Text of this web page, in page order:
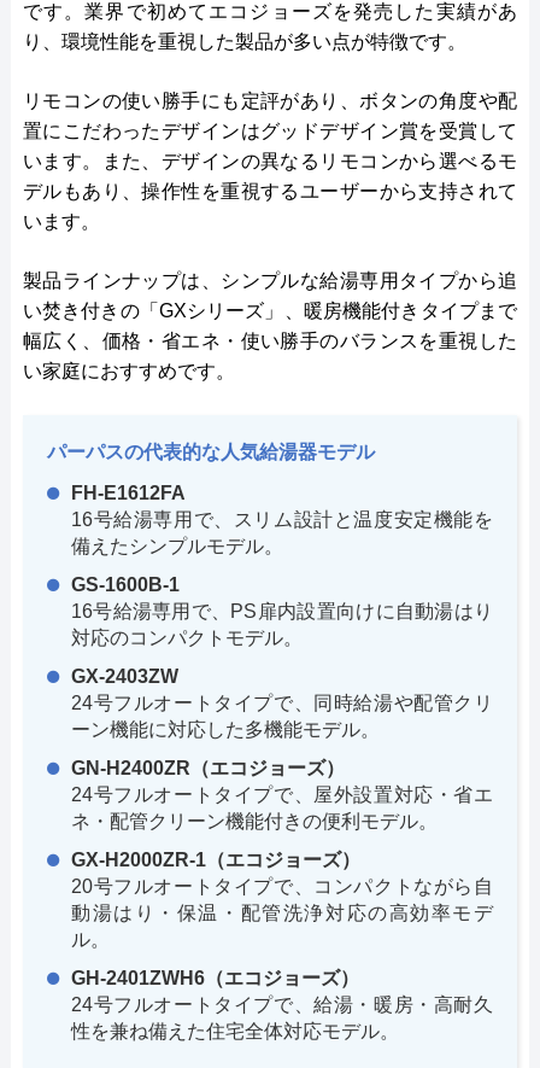
です。業界で初めてエコジョーズを発売した実績があ
り、環境性能を重視した製品が多い点が特徴です。
リモコンの使い勝手にも定評があり、ボタンの角度や配
置にこだわったデザインはグッドデザイン賞を受賞して
います。また、デザインの異なるリモコンから選べるモ
デルもあり、操作性を重視するユーザーから支持されて
います。
製品ラインナップは、シンプルな給湯専用タイプから追
い焚き付きの「GXシリーズ」、暖房機能付きタイプまで
幅広く、価格・省エネ・使い勝手のバランスを重視した
い家庭におすすめです。
パーパスの代表的な人気給湯器モデル
FH-E1612FA
16号給湯専用で、スリム設計と温度安定機能を
備えたシンプルモデル。
GS-1600B-1
16号給湯専用で、PS扉内設置向けに自動湯はり
対応のコンパクトモデル。
GX-2403ZW
24号フルオートタイプで、同時給湯や配管クリ
ーン機能に対応した多機能モデル。
GN-H2400ZR（エコジョーズ）
24号フルオートタイプで、屋外設置対応・省エ
ネ・配管クリーン機能付きの便利モデル。
GX-H2000ZR-1（エコジョーズ）
20号フルオートタイプで、コンパクトながら自
動湯はり・保温・配管洗浄対応の高効率モデ
ル。
GH-2401ZWH6（エコジョーズ）
24号フルオートタイプで、給湯・暖房・高耐久
性を兼ね備えた住宅全体対応モデル。